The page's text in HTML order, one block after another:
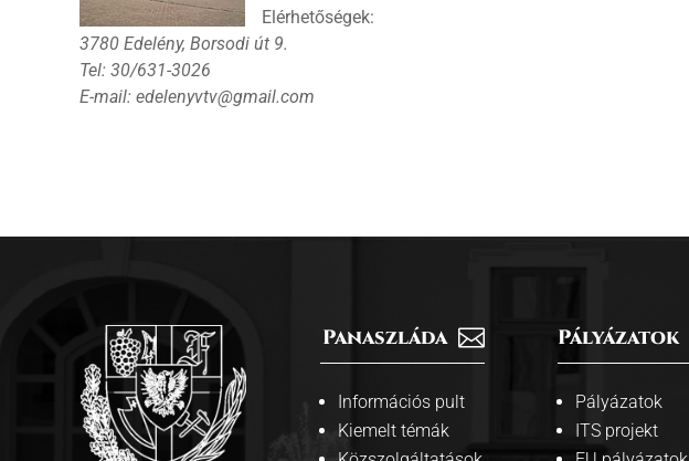
Elérhetőségek:
3780 Edelény, Borsodi út 9.
Tel: 30/631-3026
E-mail: edelenyvtv@gmail.com

Panaszláda
Információs pult
Kiemelt témák
Pályázatok
Pályázatok
ITS projekt